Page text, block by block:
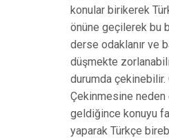
konular birikerek
önüne geçilerek bu
derse odaklanır ve
düşmekte
durumda
Çekinmesine neden
geldiğince konuyu
yaparak Türkçe